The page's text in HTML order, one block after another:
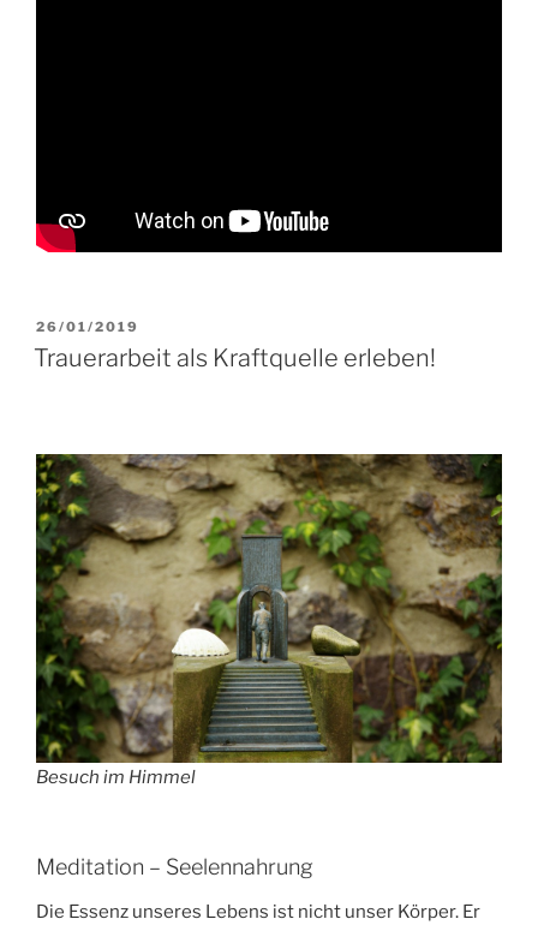
VERÖFFENTLICHT
AM
26/01/2019
Trauerarbeit als Kraftquelle erleben!
Besuch im Himmel
Meditation – Seelennahrung
Die Essenz unseres Lebens ist nicht unser Körper. Er